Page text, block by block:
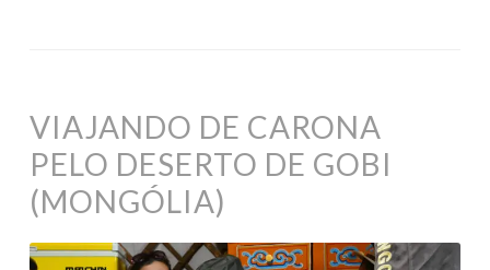
VIAJANDO DE CARONA
PELO DESERTO DE GOBI
(MONGÓLIA)